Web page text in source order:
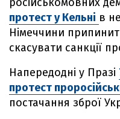
протест у Кельні в
Німеччини
скасувати санкції
Напередодні у Празі
протест
постачання зброї